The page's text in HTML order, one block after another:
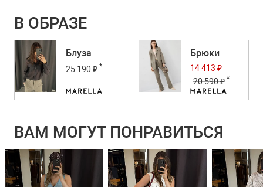
В ОБРАЗЕ
Блуза
25 190 ₽ *
Брюки
14 413 ₽
20 590 ₽ *
ВАМ МОГУТ ПОНРАВИТЬСЯ